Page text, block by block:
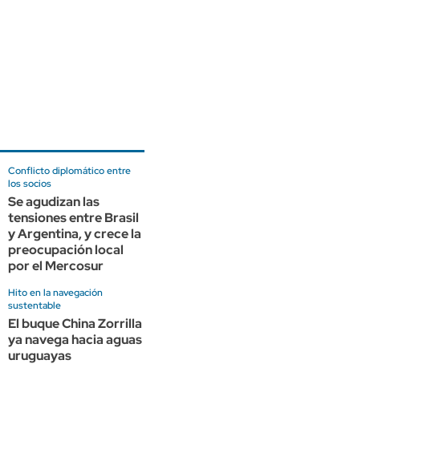
Conflicto diplomático entre
los socios
Se agudizan las
tensiones entre Brasil
y Argentina, y crece la
preocupación local
por el Mercosur
Hito en la navegación
sustentable
El buque China Zorrilla
ya navega hacia aguas
uruguayas